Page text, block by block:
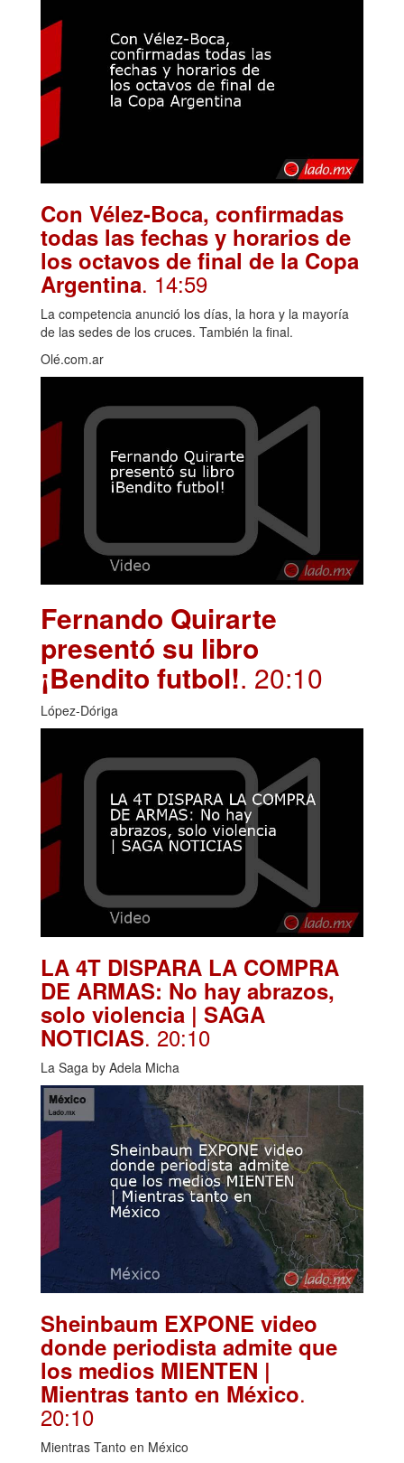
Con Vélez-Boca, confirmadas
todas las fechas y horarios de
los octavos de final de la Copa
Argentina. 14:59
La competencia anunció los días, la hora y la mayoría
de las sedes de los cruces. También la final.
Olé.com.ar
Fernando Quirarte
presentó su libro
¡Bendito futbol!. 20:10
López-Dóriga
LA 4T DISPARA LA COMPRA
DE ARMAS: No hay abrazos,
solo violencia | SAGA
NOTICIAS. 20:10
La Saga by Adela Micha
Sheinbaum EXPONE video
donde periodista admite que
los medios MIENTEN |
Mientras tanto en México.
20:10
Mientras Tanto en México